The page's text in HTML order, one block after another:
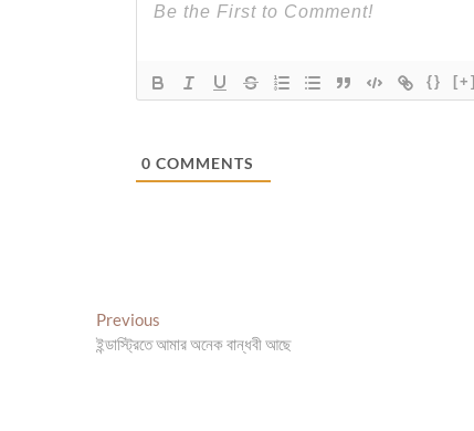
{} [+]
0 COMMENTS
Post
navigation
Previous
post:
ইন্ডাস্ট্রিতে আমার অনেক বান্ধবী আছে